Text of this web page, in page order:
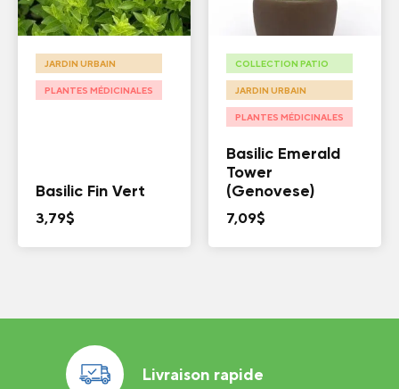
JARDIN URBAIN
PLANTES MÉDICINALES
Basilic Fin Vert
3,79$
COLLECTION PATIO
JARDIN URBAIN
PLANTES MÉDICINALES
Basilic Emerald
Tower
(Genovese)
7,09$
Livraison rapide